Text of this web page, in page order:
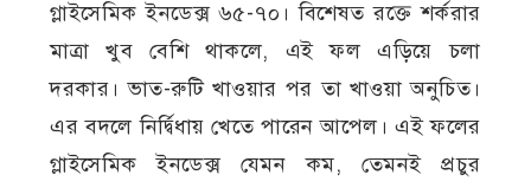
গ্লাইসেমিক ইনডেক্স ৬৫-৭০। বিশেষত রক্তে শর্করার
মাত্রা খুব বেশি থাকলে, এই ফল এড়িয়ে চলা
দরকার। ভাত-রুটি খাওয়ার পর তা খাওয়া অনুচিত।
এর বদলে নির্দ্বিধায় খেতে পারেন আপেল। এই ফলের
গ্লাইসেমিক ইনডেক্স যেমন কম, তেমনই প্রচুর